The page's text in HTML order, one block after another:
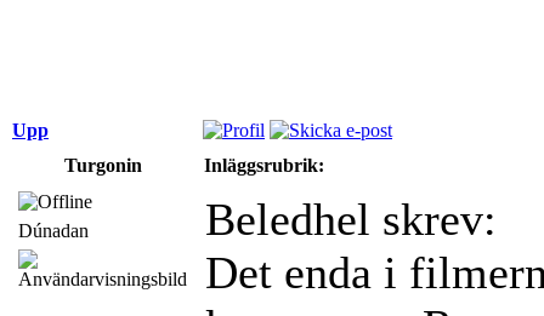
Upp
Turgonin
Inläggsrubrik:
Dúnadan
Beledhel skrev:
Det enda i